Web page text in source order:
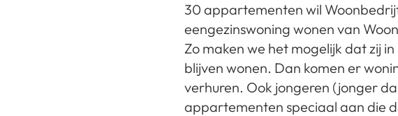
30 appartementen wil
eengezinswoning wonen van
Zo maken we het mogelijk dat zij
blijven wonen. Dan komen er
verhuren. Ook jongeren (jonger
appartementen speciaal aan die